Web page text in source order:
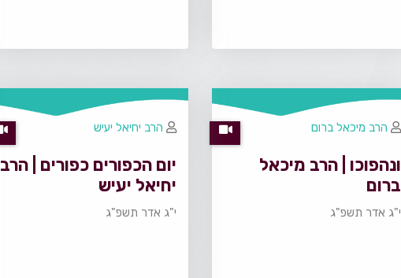
ונהפוכו | הרב מיכאל
ברום
י"ג אדר תשפ"ג
הרב מיכאל ברום
יום הכפורים כפורים | הרב
יחיאל יעיש
י"ג אדר תשפ"ג
הרב יחיאל יעיש